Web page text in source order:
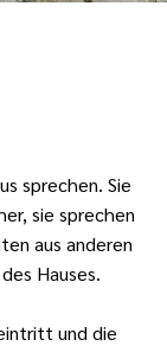
sprechen. Sie
sie sprechen
aus anderen
Hauses.
und die